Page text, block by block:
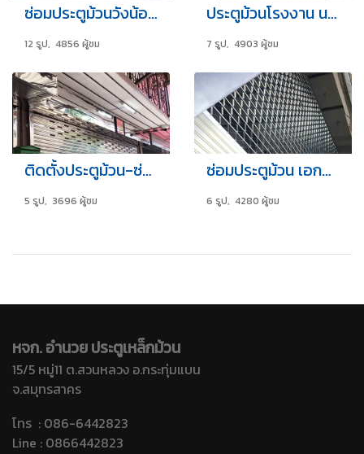
ซ่อมประตูม้วนวังน้อย นิคมโรจนะ ลพบุรี อยุธยา t.086-6442823
12 รูป, 4856 ผู้ชม
ประตูม้วนโรงงาน นครชัยศรี มหาชัย บางมด T.086-6442823
7 รูป, 4903 ผู้ชม
ติดตั้งประตูม้วน-ซ่อมประตูม้วน เจริญนคร
5 รูป, 3696 ผู้ชม
ซ่อมประตูม้วน เอกชัย31 บางขุนเทียน เขตจอมทอง
6 รูป, 4280 ผู้ชม
หจก. อำนวย ประตูเหล็กม้วน
15/5 หมู่11 ต.สวนหลวง อ.กระทุ่มแบน
จ.สมุทรสาคร
โทร : 086-6442823
Line : 0866442823